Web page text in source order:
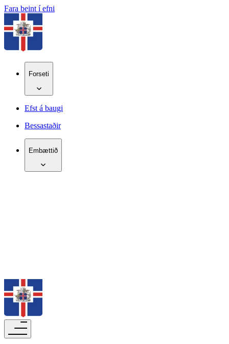
Fara beint í efni
Forseti
Efst á baugi
Bessastaðir
Embættið